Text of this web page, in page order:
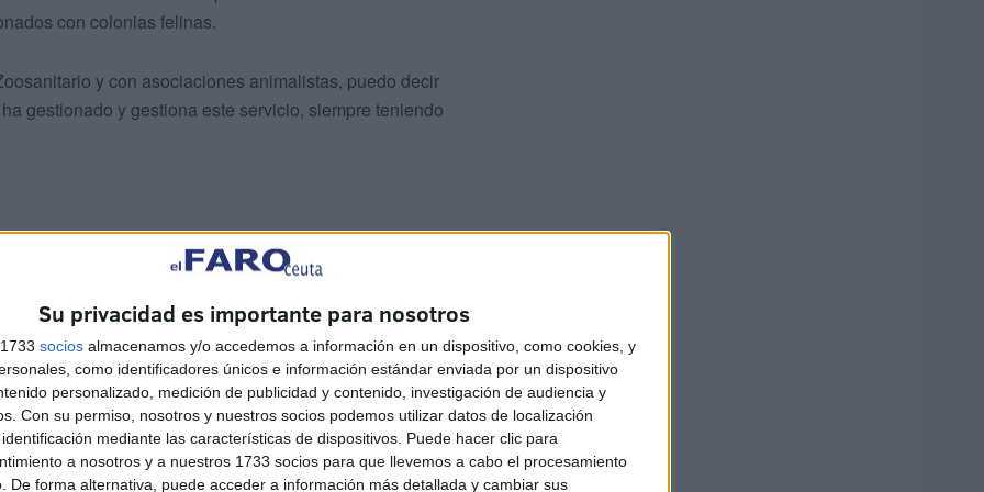
Su privacidad es importante para nosotros
socios almacenamos y/o accedemos a información en un dispositivo, como cookies, y
como identificadores únicos e información estándar enviada por un dispositivo
personalizado, medición de publicidad y contenido, investigación de audiencia y
Con su permiso, nosotros y nuestros socios podemos utilizar datos de localización
mediante las características de dispositivos. Puede hacer clic para
a nosotros y a nuestros 1733 socios para que llevemos a cabo el procesamiento
De forma alternativa, puede acceder a información más detallada y cambiar sus
con colonias felinas.
y con asociaciones animalistas, puedo decir
gestionado y gestiona este servicio, siempre teniendo
Cuando algo se hace bien, también hay que
es un gran acierto, y ojalá se mantenga durante
algo funciona, lo mejor es dejarlo así.